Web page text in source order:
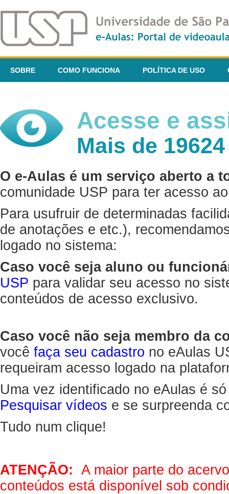
SOBRE COMO FUNCIONA POLÍTICA DE USO
Acesse e
Mais de
O e-Aulas é um serviço aberto a
comunidade USP para ter acesso
Para usufruir de determinadas
de anotações e etc.),
logado no sistema:
Caso você seja aluno ou
USP para validar seu acesso no
conteúdos de acesso exclusivo.
Caso você não seja membro da
você faça seu cadastro no eAulas
requeiram acesso logado na
Uma vez identificado no eAulas é
Pesquisar vídeos e se surpreenda
Tudo num clique!
ATENÇÃO: A maior parte do
conteúdos está disponível sob